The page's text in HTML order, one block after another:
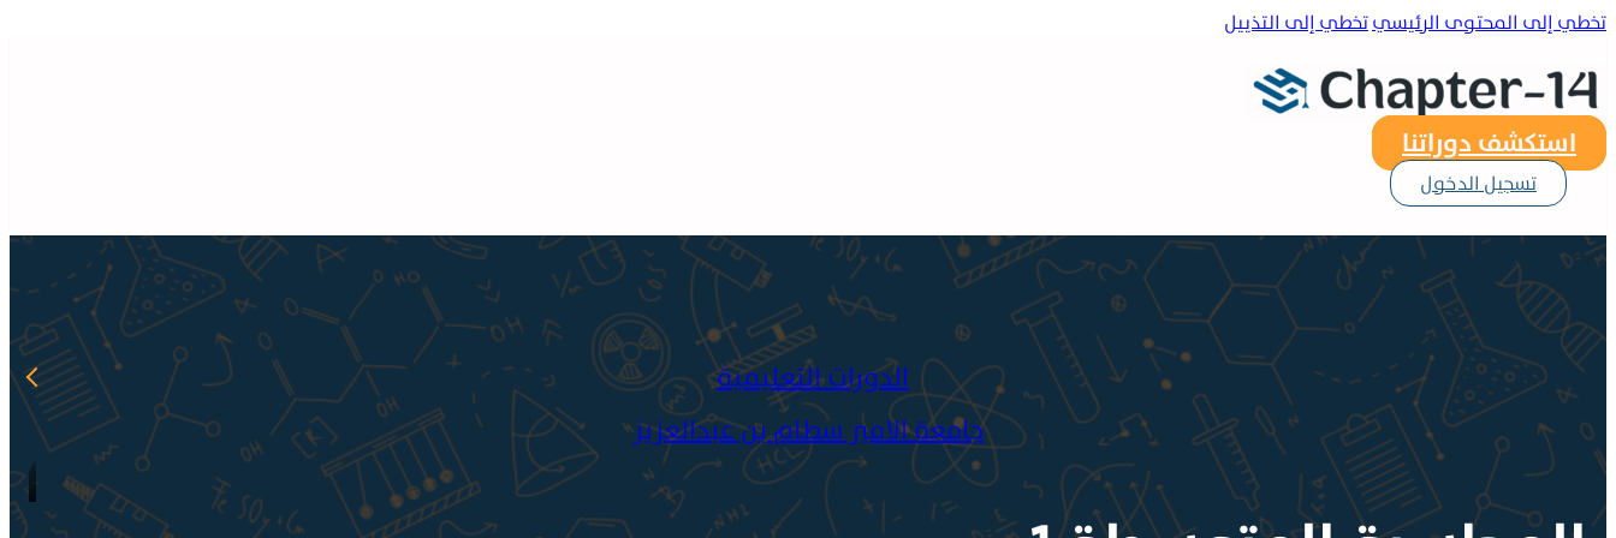
تخطي إلى المحتوى الرئيسيتخطي إلى التذييل
استكشف دوراتنا
تسجيل الدخول
الدورات التعليمية
جامعة الامير سطام بن عبدالعزيز